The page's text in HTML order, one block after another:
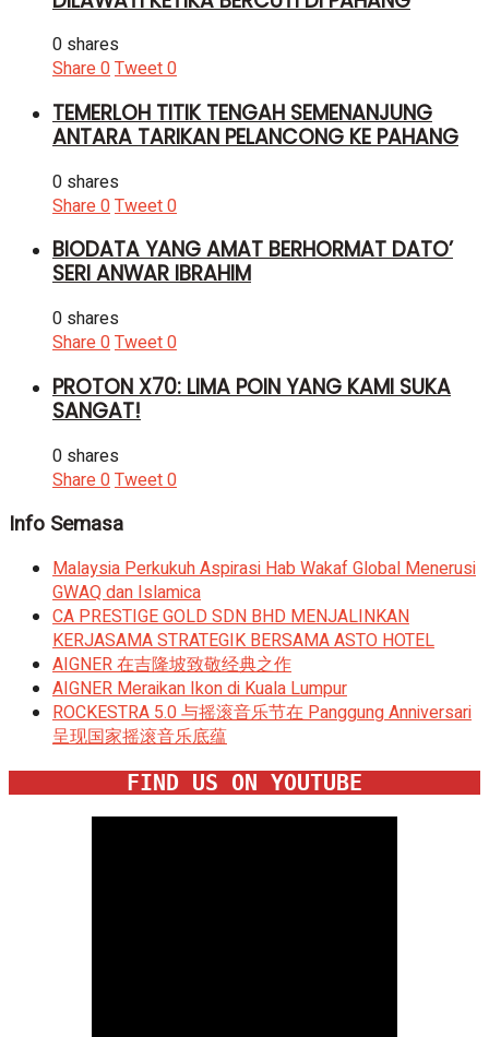
0 shares
Share0Tweet0
TEMERLOH TITIK TENGAH SEMENANJUNG
ANTARA TARIKAN PELANCONG KE PAHANG
0 shares
Share0Tweet0
BIODATA YANG AMAT BERHORMAT DATO’
SERI ANWAR IBRAHIM
0 shares
Share0Tweet0
PROTON X70: LIMA POIN YANG KAMI SUKA
SANGAT!
0 shares
Share0Tweet0
Info Semasa
Malaysia Perkukuh Aspirasi Hab Wakaf Global Menerusi
GWAQ dan Islamica
CA PRESTIGE GOLD SDN BHD MENJALINKAN
KERJASAMA STRATEGIK BERSAMA ASTO HOTEL
AIGNER 在吉隆坡致敬经典之作
AIGNER Meraikan Ikon di Kuala Lumpur
ROCKESTRA 5.0 与摇滚音乐节在 Panggung Anniversari
呈现国家摇滚音乐底蕴
FIND US ON YOUTUBE